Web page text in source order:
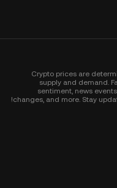
Crypto prices are
supply and demand.
sentiment, news
changes, and more. Stay